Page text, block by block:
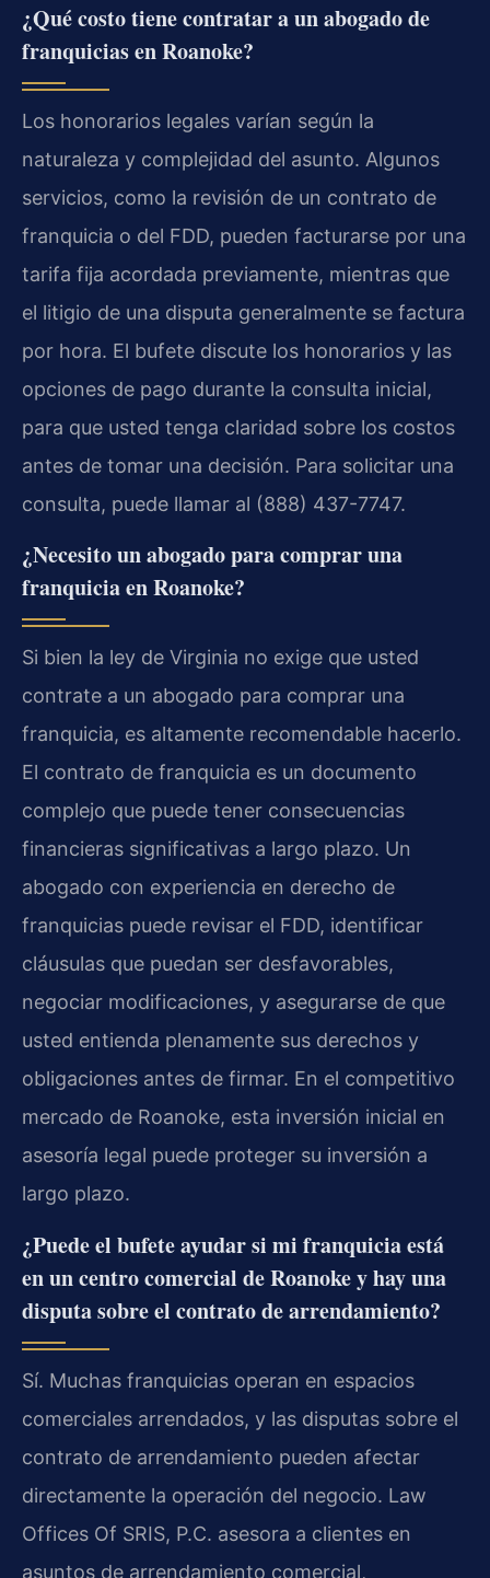
¿Qué costo tiene contratar a un abogado de
franquicias en Roanoke?
Los honorarios legales varían según la
naturaleza y complejidad del asunto. Algunos
servicios, como la revisión de un contrato de
franquicia o del FDD, pueden facturarse por una
tarifa fija acordada previamente, mientras que
el litigio de una disputa generalmente se factura
por hora. El bufete discute los honorarios y las
opciones de pago durante la consulta inicial,
para que usted tenga claridad sobre los costos
antes de tomar una decisión. Para solicitar una
consulta, puede llamar al (888) 437-7747.
¿Necesito un abogado para comprar una
franquicia en Roanoke?
Si bien la ley de Virginia no exige que usted
contrate a un abogado para comprar una
franquicia, es altamente recomendable hacerlo.
El contrato de franquicia es un documento
complejo que puede tener consecuencias
financieras significativas a largo plazo. Un
abogado con experiencia en derecho de
franquicias puede revisar el FDD, identificar
cláusulas que puedan ser desfavorables,
negociar modificaciones, y asegurarse de que
usted entienda plenamente sus derechos y
obligaciones antes de firmar. En el competitivo
mercado de Roanoke, esta inversión inicial en
asesoría legal puede proteger su inversión a
largo plazo.
¿Puede el bufete ayudar si mi franquicia está
en un centro comercial de Roanoke y hay una
disputa sobre el contrato de arrendamiento?
Sí. Muchas franquicias operan en espacios
comerciales arrendados, y las disputas sobre el
contrato de arrendamiento pueden afectar
directamente la operación del negocio. Law
Offices Of SRIS, P.C. asesora a clientes en
asuntos de arrendamiento comercial,